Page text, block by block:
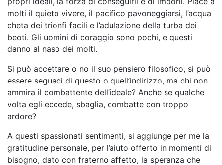
molti il quieto vivere, il pacifico pavoneggiarsi, l’acqua
cheta dei trionfi facili e l’adulazione della turba dei
beoti. Gli uomini di coraggio sono pochi, e questi
danno al naso dei molti.
Si può accettare o no il suo pensiero filosofico, si può
essere seguaci di questo o quell’indirizzo, ma chi non
ammira il combattente dell’ideale? Anche se qualche
volta egli eccede, sbaglia, combatte con troppo
ardore?
A questi spassionati sentimenti, si aggiunge per me la
gratitudine personale, per l’aiuto offerto in momenti di
bisogno, dato con fraterno affetto, la speranza che